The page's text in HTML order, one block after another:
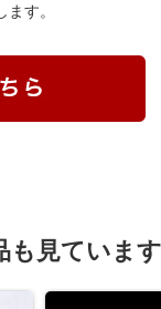
す。
も見ています